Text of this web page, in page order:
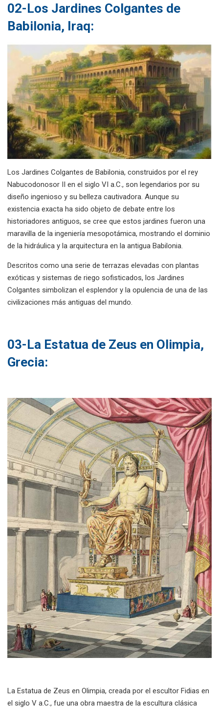
02-Los Jardines Colgantes de
Babilonia, Iraq:
Los Jardines Colgantes de Babilonia, construidos por el rey
Nabucodonosor II en el siglo VI a.C., son legendarios por su
diseño ingenioso y su belleza cautivadora. Aunque su
existencia exacta ha sido objeto de debate entre los
historiadores antiguos, se cree que estos jardines fueron una
maravilla de la ingeniería mesopotámica, mostrando el dominio
de la hidráulica y la arquitectura en la antigua Babilonia.
Descritos como una serie de terrazas elevadas con plantas
exóticas y sistemas de riego sofisticados, los Jardines
Colgantes simbolizan el esplendor y la opulencia de una de las
civilizaciones más antiguas del mundo.
03-La Estatua de Zeus en Olimpia,
Grecia:
La Estatua de Zeus en Olimpia, creada por el escultor Fidias en
el siglo V a.C., fue una obra maestra de la escultura clásica